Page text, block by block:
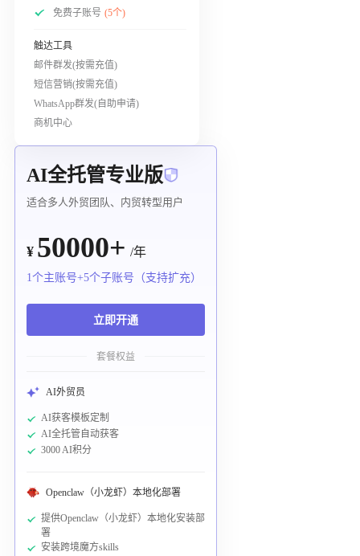
免费子账号 (5个)
触达工具
邮件群发(按需充值)
短信营销(按需充值)
WhatsApp群发(自助申请)
商机中心
AI全托管专业版
适合多人外贸团队、内贸转型用户
¥ 50000+ /年
1个主账号+5个子账号（支持扩充）
立即开通
套餐权益
AI外贸员
AI获客模板定制
AI全托管自动获客
3000 AI积分
Openclaw（小龙虾）本地化部署
提供Openclaw（小龙虾）本地化安装部
署
安装跨境魔方skills